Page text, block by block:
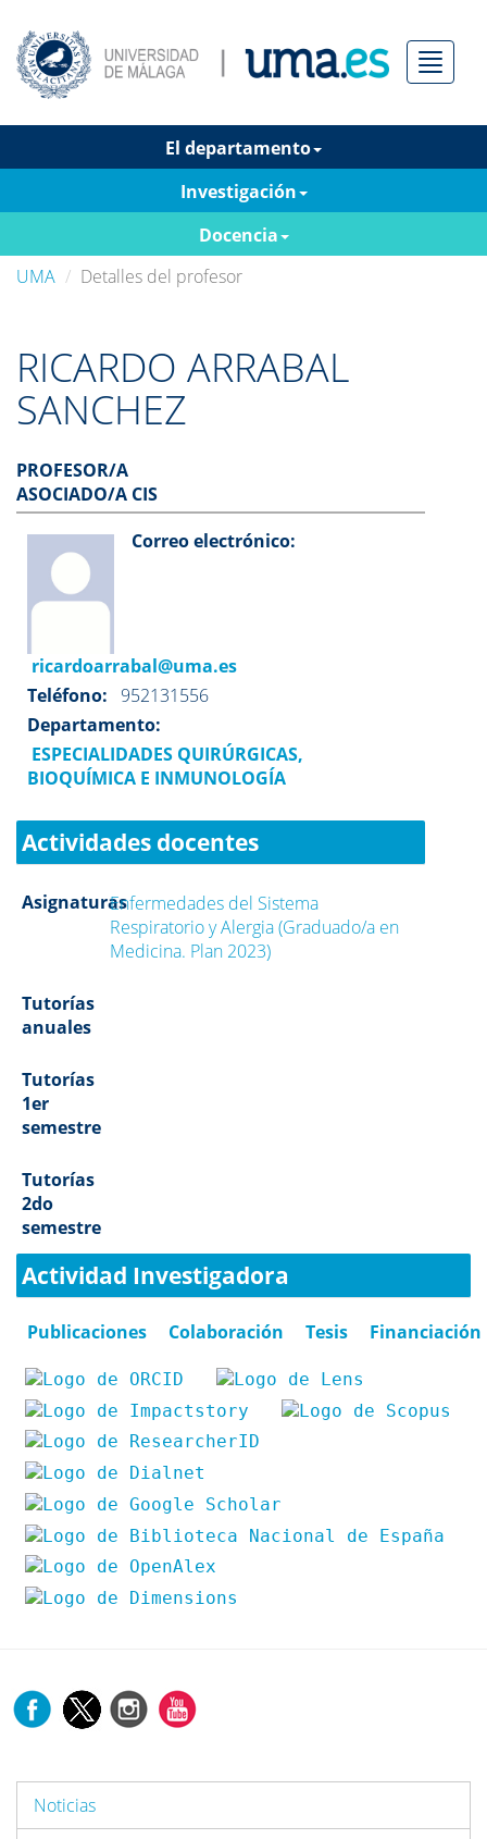
Menú
El departamento
Investigación
Docencia
UMA
Detalles del profesor
RICARDO ARRABAL
SANCHEZ
PROFESOR/A
ASOCIADO/A CIS
Correo electrónico:
ricardoarrabal@uma.es
Teléfono: 952131556
Departamento:
ESPECIALIDADES QUIRÚRGICAS,
BIOQUÍMICA E INMUNOLOGÍA
Actividades docentes
AsignaturasEnfermedades del Sistema
Respiratorio y Alergia (Graduado/a en
Medicina. Plan 2023)
Tutorías
anuales
Tutorías
1er
semestre
Tutorías
2do
semestre
Actividad Investigadora
Publicaciones Colaboración Tesis Financiación
Noticias